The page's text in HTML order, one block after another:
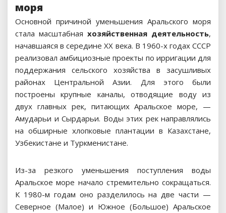
моря
Основной причиной уменьшения Аральского моря
стала масштабная хозяйственная деятельность,
начавшаяся в середине XX века. В 1960-х годах СССР
реализовал амбициозные проекты по ирригации для
поддержания сельского хозяйства в засушливых
районах Центральной Азии. Для этого были
построены крупные каналы, отводящие воду из
двух главных рек, питающих Аральское море, —
Амударьи и Сырдарьи. Воды этих рек направлялись
на обширные хлопковые плантации в Казахстане,
Узбекистане и Туркменистане.
Из-за резкого уменьшения поступления воды
Аральское море начало стремительно сокращаться.
К 1980-м годам оно разделилось на две части —
Северное (Малое) и Южное (Большое) Аральское